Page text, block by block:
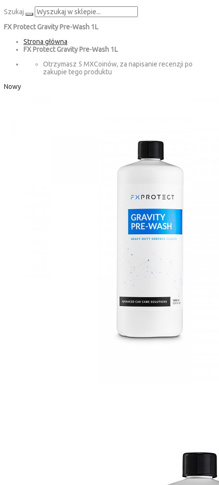
Szukaj
FX Protect Gravity Pre-Wash 1L
Strona główna
FX Protect Gravity Pre-Wash 1L
Otrzymasz 5 MXCoinów, za napisanie recenzji po
zakupie tego produktu
Nowy